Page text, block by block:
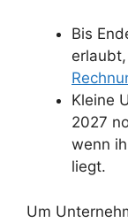
Bis
Kleine
2027
wenn
liegt.
Um